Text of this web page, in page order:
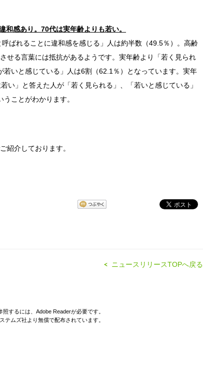
感あり。70代は実年齢よりも若い。
ばれることに違和感を感じる」人は約半数（49.5％）。高齢
せる言葉には抵抗があるようです。実年齢より「若く見られ
いと感じている」人は6割（62.1％）となっています。実年
い」と答えた人が「若く見られる」、「若いと感じている」
ことがわかります。
紹介しております。
ニュースリリースTOPへ戻る
するには、Adobe Readerが必要です。
テムズ社より無償で配布されています。